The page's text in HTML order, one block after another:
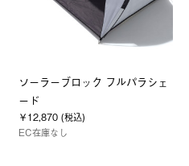
ソーラーブロック フルパラシェ
ード
￥12,870 (税込)
EC在庫なし